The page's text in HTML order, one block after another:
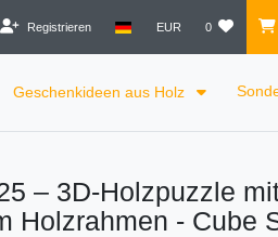
Registrieren EUR 0
Geschenkideen aus Holz
– 3D-Holzpuzzle
Holzrahmen - Cube